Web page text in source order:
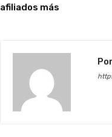
afiliados más